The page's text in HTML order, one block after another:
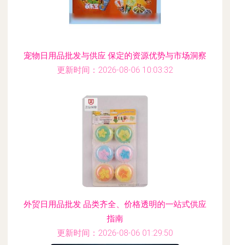
宠物日用品批发与供应 保定的资源优势与市场洞察
更新时间：2026-08-06 10:03:32
外贸日用品批发 品类齐全、价格透明的一站式供应
指南
更新时间：2026-08-06 01:29:50